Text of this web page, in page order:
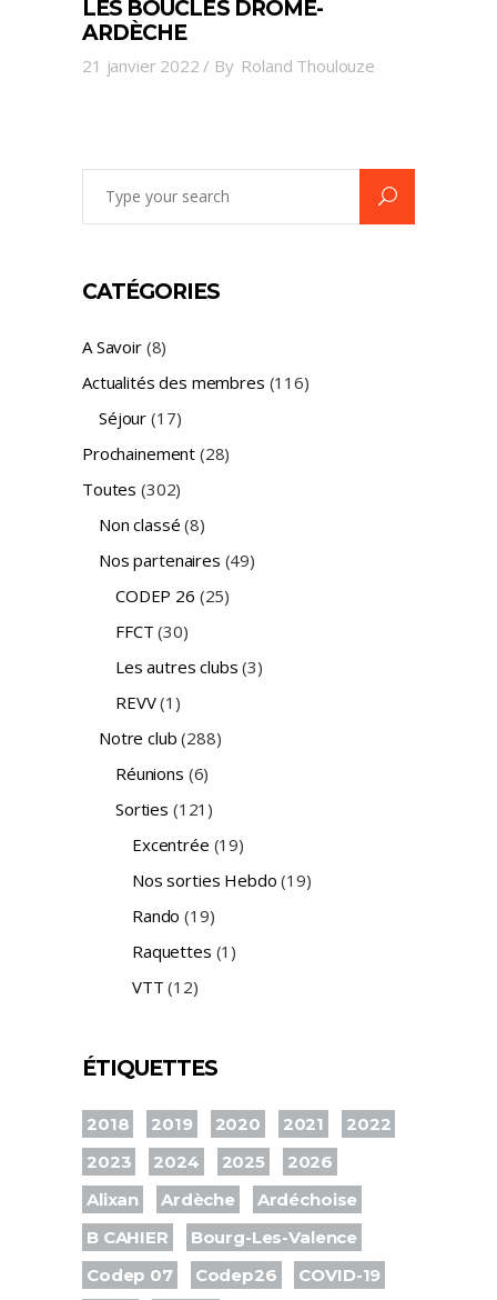
LES BOUCLES DRÔME-
ARDÈCHE
21 janvier 2022 By Roland Thoulouze
CATÉGORIES
A Savoir(8)
Actualités des membres (116)
Séjour (17)
Prochainement (28)
Toutes (302)
Non classé (8)
Nos partenaires (49)
CODEP 26 (25)
FFCT (30)
Les autres clubs (3)
REVV(1)
Notre club (288)
Réunions (6)
Sorties (121)
Excentrée (19)
Nos sorties Hebdo (19)
Rando (19)
Raquettes (1)
VTT (12)
ÉTIQUETTES
2018 2019 2020 2021
2022
2023
2024 2025
2026
Alixan
Ardèche
Ardéchoise
B CAHIER
Bourg-Les-Valence
Codep 07
Codep26
COVID-19